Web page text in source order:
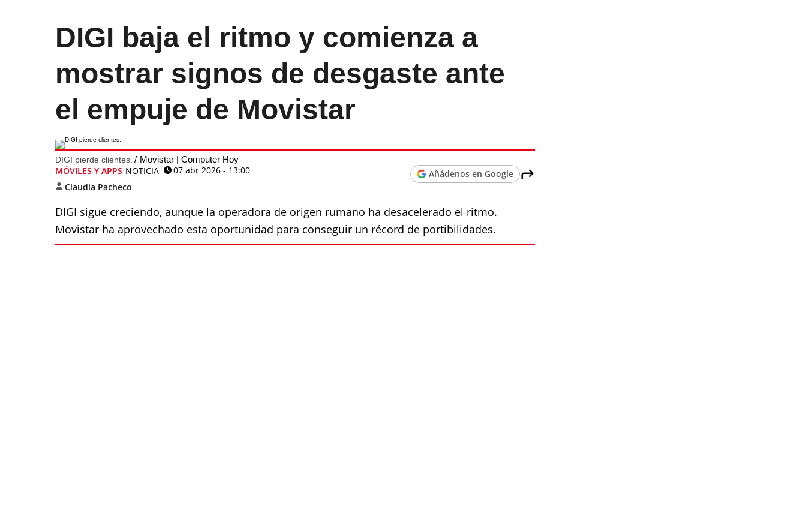
DIGI baja el ritmo y comienza a
mostrar signos de desgaste ante
el empuje de Movistar
DIGI pierde clientes. Movistar | Computer Hoy
MÓVILES Y APPS NOTICIA
07 abr 2026 - 13:00
Claudia Pacheco
Añádenos en Google
DIGI sigue creciendo, aunque la operadora de origen rumano ha desacelerado el ritmo.
Movistar ha aprovechado esta oportunidad para conseguir un récord de portibilidades.